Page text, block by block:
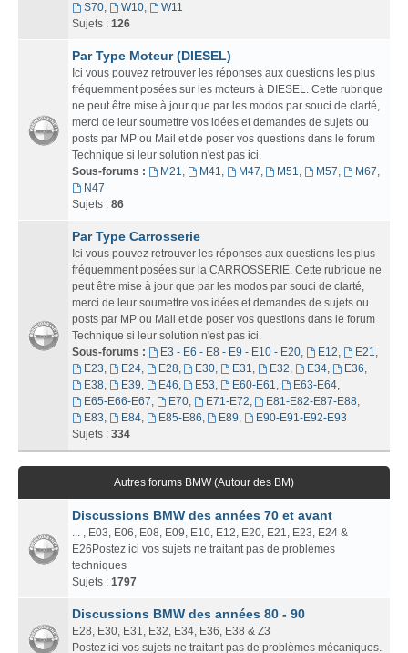
S70, W10,
W11
Sujets : 126
Par Type Moteur (DIESEL)
Ici vous pouvez retrouver les réponses aux questions les plus
fréquemment posées sur les moteurs à DIESEL. Cette rubrique
ne peut être mise à jour que par les modos par souci de clarté,
merci de leur soumettre vos idées et demandes de sujets ou
posts par MP ou Mail et de poser vos questions dans le forum
Technique si leur solution n'est pas ici.
Sous-forums :
M21, M41, M47, M51, M57, M67,
N47
Sujets : 86
Par Type Carrosserie
Ici vous pouvez retrouver les réponses aux questions les plus
fréquemment posées sur la CARROSSERIE. Cette rubrique ne
peut être mise à jour que par les modos par souci de clarté,
merci de leur soumettre vos idées et demandes de sujets ou
posts par MP ou Mail et de poser vos questions dans le forum
Technique si leur solution n'est pas ici.
Sous-forums :
E3 - E6 - E8 - E9 - E10 - E20, E12, E21,
E23, E24, E28, E30, E31, E32, E34, E36,
E38, E39, E46, E53, E60-E61, E63-E64,
E65-E66-E67, E70, E71-E72, E81-E82-E87-E88,
E83, E84, E85-E86, E89,
E90-E91-E92-E93
Sujets : 334
Autres forums BMW (Autour des BM)
Discussions BMW des années 70 et avant
... , E03, E06, E08, E09, E10, E12, E20, E21, E23, E24 &
E26Postez ici vos sujets ne traitant pas de problèmes
techniques
Sujets : 1797
Discussions BMW des années 80 - 90
E28, E30, E31, E32, E34, E36, E38 & Z3
Postez ici vos sujets ne traitant pas de problèmes mécaniques.